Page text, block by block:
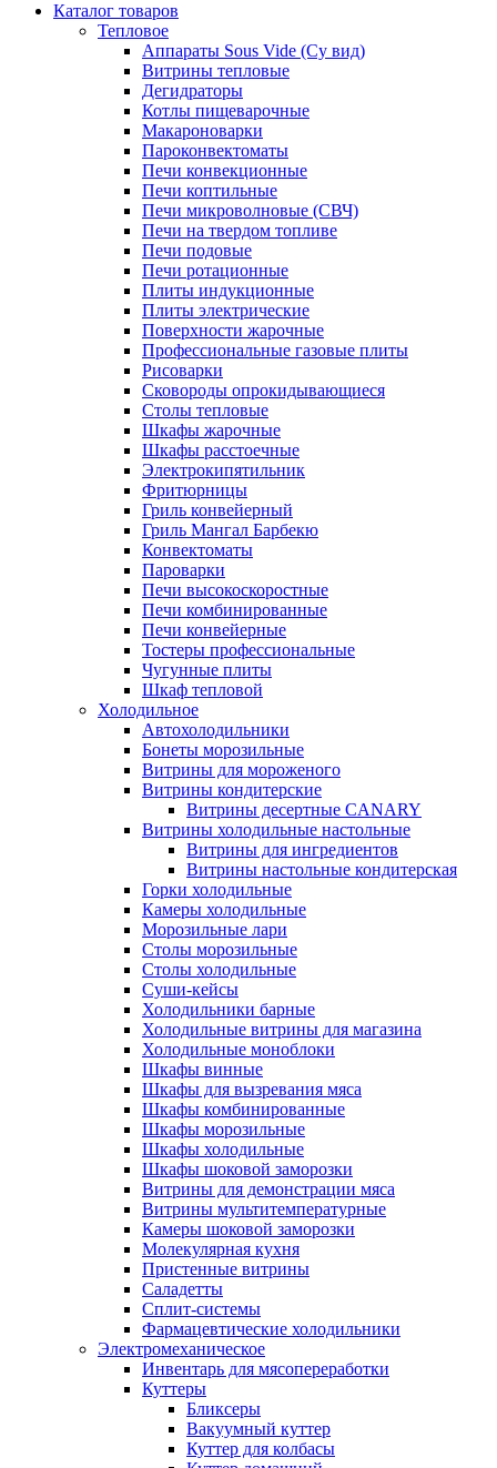
Каталог товаров
Тепловое
Аппараты Sous Vide (Су вид)
Витрины тепловые
Дегидраторы
Котлы пищеварочные
Макароноварки
Пароконвектоматы
Печи конвекционные
Печи коптильные
Печи микроволновые (СВЧ)
Печи на твердом топливе
Печи подовые
Печи ротационные
Плиты индукционные
Плиты электрические
Поверхности жарочные
Профессиональные газовые плиты
Рисоварки
Сковороды опрокидывающиеся
Столы тепловые
Шкафы жарочные
Шкафы расстоечные
Электрокипятильник
Фритюрницы
Гриль конвейерный
Гриль Мангал Барбекю
Конвектоматы
Пароварки
Печи высокоскоростные
Печи комбинированные
Печи конвейерные
Тостеры профессиональные
Чугунные плиты
Шкаф тепловой
Холодильное
Автохолодильники
Бонеты морозильные
Витрины для мороженого
Витрины кондитерские
Витрины десертные CANARY
Витрины холодильные настольные
Витрины для ингредиентов
Витрины настольные кондитерская
Горки холодильные
Камеры холодильные
Морозильные лари
Столы морозильные
Столы холодильные
Суши-кейсы
Холодильники барные
Холодильные витрины для магазина
Холодильные моноблоки
Шкафы винные
Шкафы для вызревания мяса
Шкафы комбинированные
Шкафы морозильные
Шкафы холодильные
Шкафы шоковой заморозки
Витрины для демонстрации мяса
Витрины мультитемпературные
Камеры шоковой заморозки
Молекулярная кухня
Пристенные витрины
Саладетты
Сплит-системы
Фармацевтические холодильники
Электромеханическое
Инвентарь для мясопереработки
Куттеры
Бликсеры
Вакуумный куттер
Куттер для колбасы